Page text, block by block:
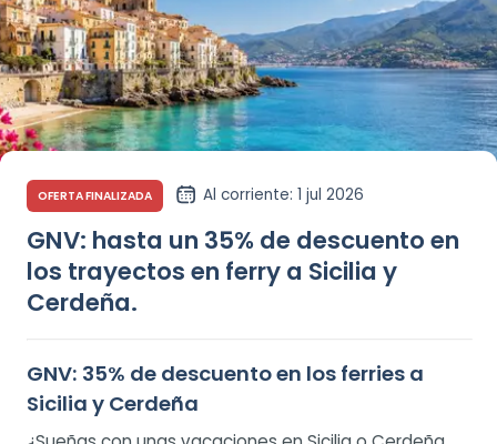
OFERTA FINALIZADA Al corriente: 1 jul 2026
GNV: hasta un 35% de descuento en
los trayectos en ferry a Sicilia y
Cerdeña.
GNV: 35% de descuento en los ferries a
Sicilia y Cerdeña